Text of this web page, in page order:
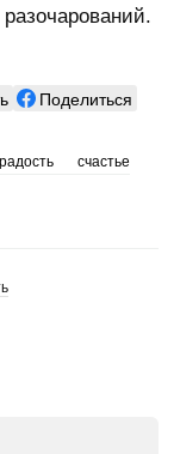
Поделиться
радость счастье